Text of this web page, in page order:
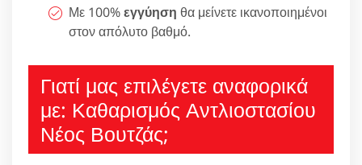
Με 100%εγγύηση θα μείνετε ικανοποιημένοι
στον απόλυτο βαθμό.
Γιατί μας επιλέγετε αναφορικά
με: Καθαρισμός Αντλιοστασίου
Νέος Βουτζάς;